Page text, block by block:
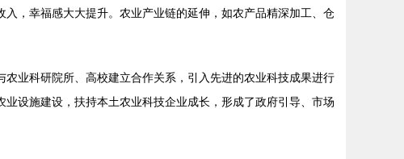
，幸福感大大提升。农业产业链的延伸，如农产品精深加工、仓
业科研院所、高校建立合作关系，引入先进的农业科技成果进行
设施建设，扶持本土农业科技企业成长，形成了政府引导、市场